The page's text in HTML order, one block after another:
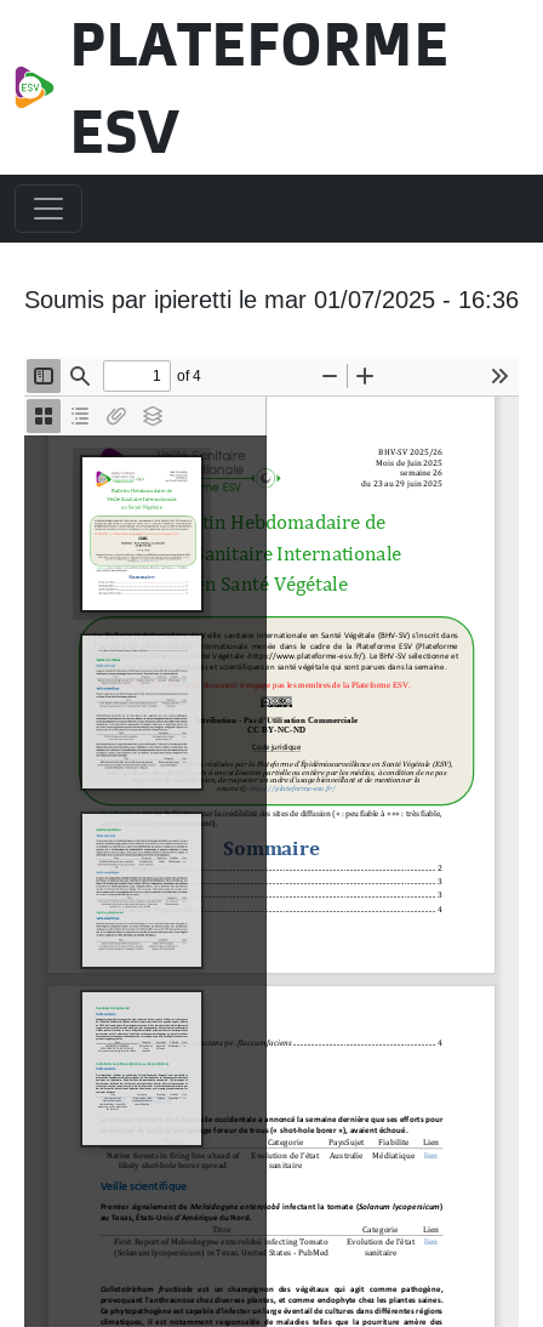
Aller au contenu principal
PLATEFORME
ESV
Soumis par ipieretti le mar 01/07/2025 - 16:36